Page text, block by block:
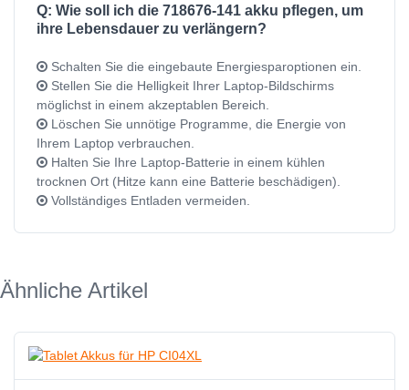
Q: Wie soll ich die 718676-141 akku pflegen, um
ihre Lebensdauer zu verlängern?
Schalten Sie die eingebaute Energiesparoptionen ein.
Stellen Sie die Helligkeit Ihrer Laptop-Bildschirms
möglichst in einem akzeptablen Bereich.
Löschen Sie unnötige Programme, die Energie von
Ihrem Laptop verbrauchen.
Halten Sie Ihre Laptop-Batterie in einem kühlen
trocknen Ort (Hitze kann eine Batterie beschädigen).
Vollständiges Entladen vermeiden.
Ähnliche Artikel